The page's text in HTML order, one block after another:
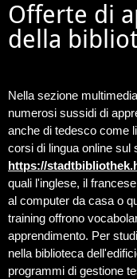
Offerte di
della
Nella sezione
numerosi sussidi di
anche di tedesco come
corsi di lingua online sul
https://
quali l'inglese, il
al computer da casa o
training offrono
apprendimento. Per
nella biblioteca
programmi di gestione